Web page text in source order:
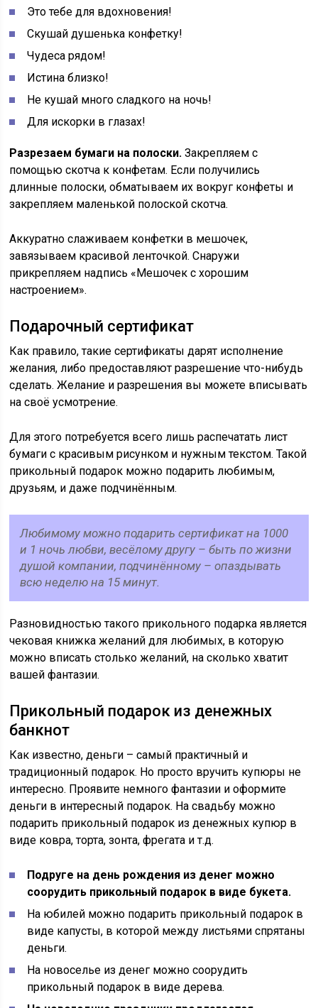
Это тебе для вдохновения!
Скушай душенька конфетку!
Чудеса рядом!
Истина близко!
Не кушай много сладкого на ночь!
Для искорки в глазах!
Разрезаем бумаги на полоски. Закрепляем с
помощью скотча к конфетам. Если получились
длинные полоски, обматываем их вокруг конфеты и
закрепляем маленькой полоской скотча.
Аккуратно слаживаем конфетки в мешочек,
завязываем красивой ленточкой. Снаружи
прикрепляем надпись «Мешочек с хорошим
настроением».
Подарочный сертификат
Как правило, такие сертификаты дарят исполнение
желания, либо предоставляют разрешение что-нибудь
сделать. Желание и разрешения вы можете вписывать
на своё усмотрение.
Для этого потребуется всего лишь распечатать лист
бумаги с красивым рисунком и нужным текстом. Такой
прикольный подарок можно подарить любимым,
друзьям, и даже подчинённым.
Любимому можно подарить сертификат на 1000
и 1 ночь любви, весёлому другу – быть по жизни
душой компании, подчинённому – опаздывать
всю неделю на 15 минут.
Разновидностью такого прикольного подарка является
чековая книжка желаний для любимых, в которую
можно вписать столько желаний, на сколько хватит
вашей фантазии.
Прикольный подарок из денежных
банкнот
Как известно, деньги – самый практичный и
традиционный подарок. Но просто вручить купюры не
интересно. Проявите немного фантазии и оформите
деньги в интересный подарок. На свадьбу можно
подарить прикольный подарок из денежных купюр в
виде ковра, торта, зонта, фрегата и т.д.
Подруге на день рождения из денег можно
соорудить прикольный подарок в виде букета.
На юбилей можно подарить прикольный подарок в
виде капусты, в которой между листьями спрятаны
деньги.
На новоселье из денег можно соорудить
прикольный подарок в виде дерева.